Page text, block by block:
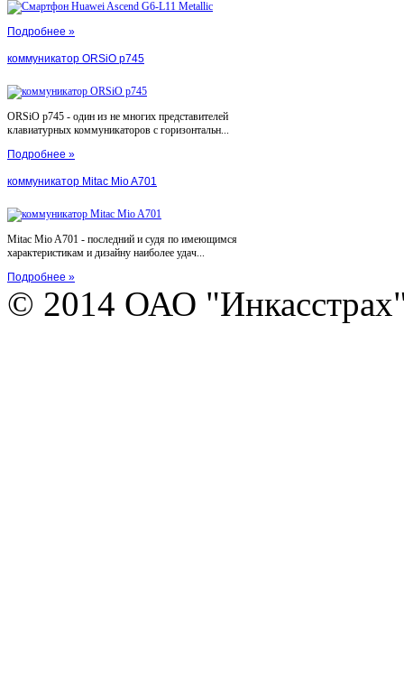
Подробнее »
коммуникатор ORSiO p745
ORSiO p745 - один из не многих представителей
клавиатурных коммуникаторов с горизонтальн...
Подробнее »
коммуникатор Mitac Mio A701
Mitac Mio A701 - последний и судя по имеющимся
характеристикам и дизайну наиболее удач...
Подробнее »
© 2014 ОАО